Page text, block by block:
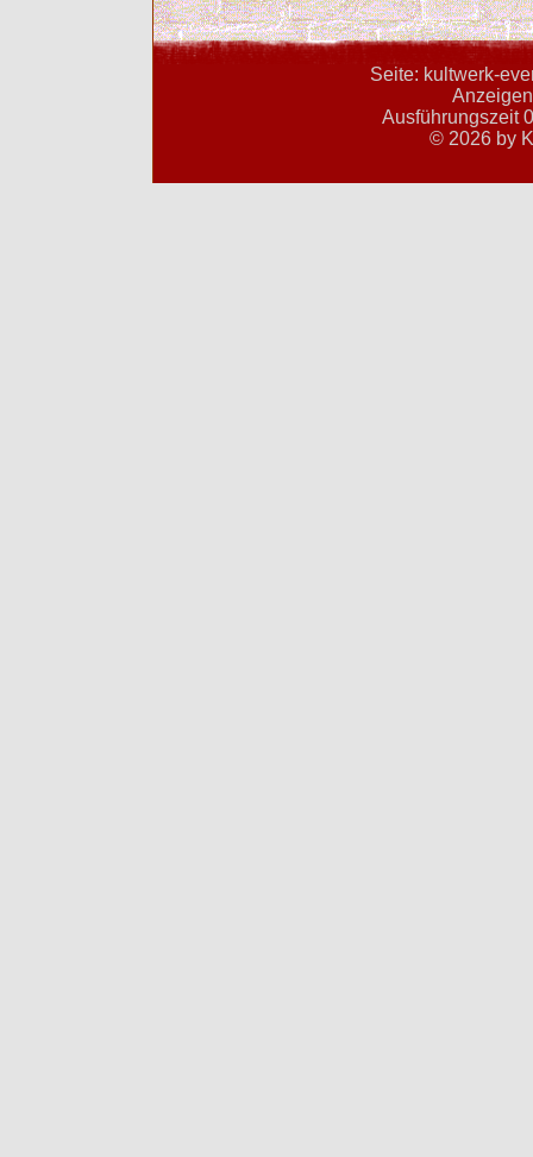
Seite: kultwerk-
Ausführungszeit
© 2026 by